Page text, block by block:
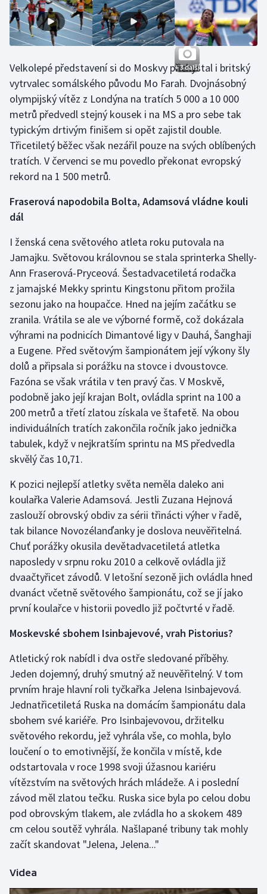
+ 3 další
Velkolepé představení si do Moskvy přichystal i britský
vytrvalec somálského původu Mo Farah. Dvojnásobný
olympijský vítěz z Londýna na tratích 5 000 a 10 000
metrů předvedl stejný kousek i na MS a pro sebe tak
typickým drtivým finišem si opět zajistil double.
Třicetiletý běžec však nezářil pouze na svých oblíbených
tratích. V červenci se mu povedlo překonat evropský
rekord na 1 500 metrů.
Fraserová napodobila Bolta, Adamsová vládne kouli
dál
I ženská cena světového atleta roku putovala na
Jamajku. Světovou královnou se stala sprinterka Shelly-
Ann Fraserová-Pryceová. Šestadvacetiletá rodačka
z jamajské Mekky sprintu Kingstonu přitom prožila
sezonu jako na houpačce. Hned na jejím začátku se
zranila. Vrátila se ale ve výborné formě, což dokázala
výhrami na podnicích Dimantové ligy v Dauhá, Šanghaji
a Eugene. Před světovým šampionátem její výkony šly
dolů a připsala si porážku na stovce i dvoustovce.
Fazóna se však vrátila v ten pravý čas. V Moskvě,
podobně jako její krajan Bolt, ovládla sprint na 100 a
200 metrů a třetí zlatou získala ve štafetě. Na obou
individuálních tratích zakončila ročník jako jednička
tabulek, když v nejkratším sprintu na MS předvedla
skvělý čas 10,71.
K pozici nejlepší atletky světa neměla daleko ani
koulařka Valerie Adamsová. Jestli Zuzana Hejnová
zaslouží obrovský obdiv za sérii třinácti výher v řadě,
tak bilance Novozélanďanky je doslova neuvěřitelná.
Chuť porážky okusila devětadvacetiletá atletka
naposledy v srpnu roku 2010 a celkově ovládla již
dvaačtyřicet závodů. V letošní sezoně jich ovládla hned
dvanáct včetně světového šampionátu, což se jí jako
první koulařce v historii povedlo již počtvrté v řadě.
Moskevské sbohem Isinbajevové, vrah Pistorius?
Atletický rok nabídl i dva ostře sledované příběhy.
Jeden dojemný, druhý smutný až neuvěřitelný. V tom
prvním hraje hlavní roli tyčkařka Jelena Isinbajevová.
Jednatřicetiletá Ruska na domácím šampionátu dala
sbohem své kariéře. Pro Isinbajevovou, držitelku
světového rekordu, jež vyhrála vše, co mohla, bylo
loučení o to emotivnější, že končila v místě, kde
odstartovala v roce 1998 svoji úžasnou kariéru
vítězstvím na světových hrách mládeže. A i poslední
závod měl zlatou tečku. Ruska sice byla po celou dobu
pod obrovským tlakem, ale zvládla ho a skokem 489
cm celou soutěž vyhrála. Našlapané tribuny tak mohly
začít skandovat "Jelena, Jelena..."
Videa